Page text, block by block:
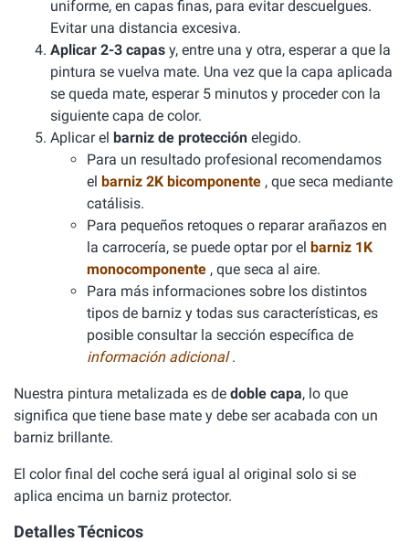
uniforme, en capas finas, para evitar descuelgues.
Evitar una distancia excesiva.
Aplicar 2-3 capas y, entre una y otra, esperar a que la
pintura se vuelva mate. Una vez que la capa aplicada
se queda mate, esperar 5 minutos y proceder con la
siguiente capa de color.
Aplicar el barniz de protección elegido.
Para un resultado profesional recomendamos
el barniz 2K bicomponente , que seca mediante
catálisis.
Para pequeños retoques o reparar arañazos en
la carrocería, se puede optar por el barniz 1K
monocomponente , que seca al aire.
Para más informaciones sobre los distintos
tipos de barniz y todas sus características, es
posible consultar la sección específica de
información adicional.
Nuestra pintura metalizada es de doble capa, lo que
significa que tiene base mate y debe ser acabada con un
barniz brillante.
El color final del coche será igual al original solo si se
aplica encima un barniz protector.
Detalles Técnicos